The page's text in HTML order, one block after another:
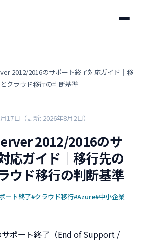
2012/2016のサポート終了対応ガイド｜移
クラウド移行の判断基準
17日 （更新: 2026年8月2日）
2012/2016のサ
応ガイド｜移行先の
ウド移行の判断基準
ート終了#クラウド移行#Azure#中小企業
ポート終了（End of Support /